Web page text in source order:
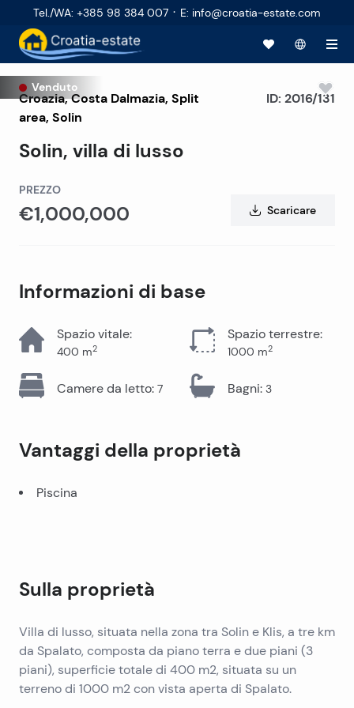
Tel./WA: +385 98 384 007 · E: info@croatia-estate.com
Venduto
Croazia,Costa Dalmazia, Split
area, Solin
Solin, villa di lusso
ID: 2016/131
PREZZO
€1,000,000 Scaricare
Informazioni di base
Spazio vitale:
400 m2
Spazio terrestre:
1000 m2
Camere da letto: 7 Bagni: 3
Vantaggi della proprietà
Piscina
Sulla proprietà
Villa di lusso, situata nella zona tra Solin e Klis, a tre km
da Spalato, composta da piano terra e due piani (3
piani), superficie totale di 400 m2, situata su un
terreno di 1000 m2 con vista aperta di Spalato.